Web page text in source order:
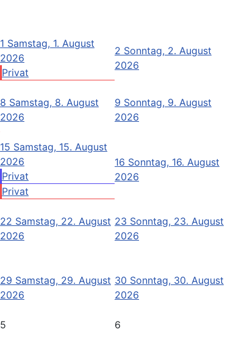
1 Samstag, 1. August
2026
Privat
2 Sonntag, 2. August
2026
8 Samstag, 8. August
2026
9 Sonntag, 9. August
2026
15 Samstag, 15. August
2026
Privat
Privat
16 Sonntag, 16. August
2026
22 Samstag, 22. August
2026
23 Sonntag, 23. August
2026
29 Samstag, 29. August
2026
30 Sonntag, 30. August
2026
5 6